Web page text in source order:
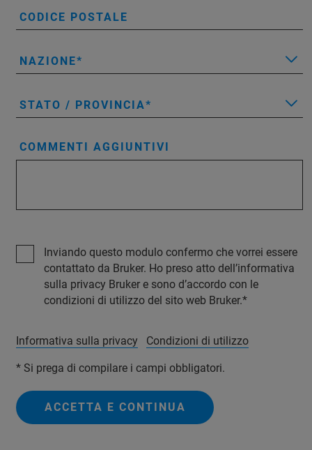
CODICE POSTALE
NAZIONE
STATO / PROVINCIA
COMMENTI AGGIUNTIVI
Inviando questo modulo confermo che vorrei essere
contattato da Bruker. Ho preso atto dell’informativa
sulla privacy Bruker e sono d’accordo con le
condizioni di utilizzo del sito web Bruker.
Informativa sulla privacy Condizioni di utilizzo
* Si prega di compilare i campi obbligatori.
ACCETTA E CONTINUA